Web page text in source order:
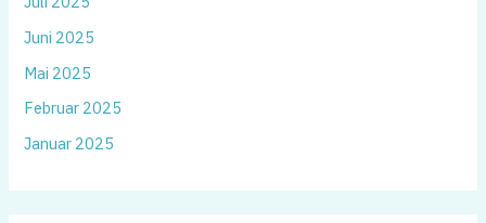
Juni 2025
Mai 2025
Februar 2025
Januar 2025